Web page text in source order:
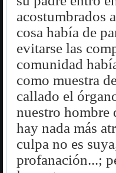
acostumbrados
cosa había de
evitarse las
comunidad
como muestra
callado el
nuestro hombre
hay nada más
culpa no es
profanación...;